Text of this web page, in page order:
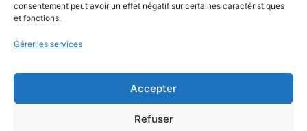
consentement peut avoir un effet négatif sur certaines caractéristiques
et fonctions.
Gérer les services
Accepter
Refuser
Bureau d’études